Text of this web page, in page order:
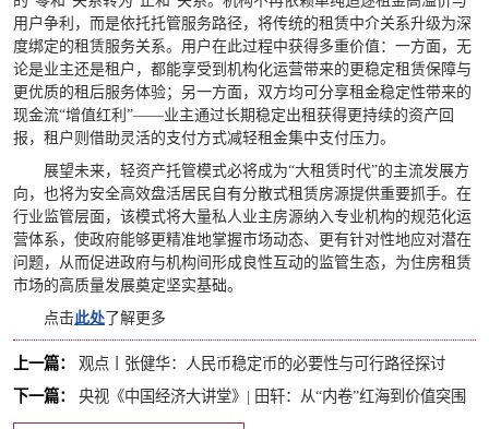
用户争利，而是依托托管服务路径，将传统的租赁中介关系升级为深
度绑定的租赁服务关系。用户在此过程中获得多重价值：一方面，无
论是业主还是租户，都能享受到机构化运营带来的更稳定租赁保障与
更优质的租后服务体验；另一方面，双方均可分享租金稳定性带来的
现金流“增值红利”——业主通过长期稳定出租获得更持续的资产回
报，租户则借助灵活的支付方式减轻租金集中支付压力。
展望未来，轻资产托管模式必将成为“大租赁时代”的主流发展方
向，也将为安全高效盘活居民自有分散式租赁房源提供重要抓手。在
行业监管层面，该模式将大量私人业主房源纳入专业机构的规范化运
营体系，使政府能够更精准地掌握市场动态、更有针对性地应对潜在
问题，从而促进政府与机构间形成良性互动的监管生态，为住房租赁
市场的高质量发展奠定坚实基础。
点击此处了解更多
上一篇：
观点丨张健华：人民币稳定币的必要性与可行路径探讨
下一篇：
央视《中国经济大讲堂》| 田轩：从“内卷”红海到价值突围